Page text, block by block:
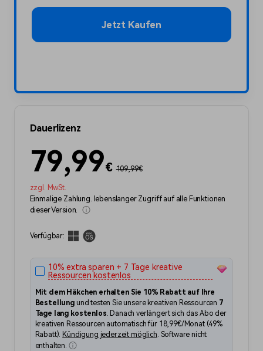
Dauerlizenz
€
79,99 €
109,99
zzgl. MwSt.
Einmalige Zahlung. lebenslanger Zugriff auf alle Funktionen
dieser Version.
Verfügbar:
10% extra sparen + 7 Tage kreative
Ressourcen kostenlos
Mit dem Häkchen erhalten Sie 10% Rabatt auf Ihre
Bestellung und testen Sie unsere kreativen Ressourcen 7
Tage lang kostenlos . Danach verlängert sich das Abo der
kreativen Ressourcen automatisch für
€
18,99 /Monat (49%
Rabatt). Kündigung jederzeit möglich . Software nicht
enthalten.
Jetzt Kaufen